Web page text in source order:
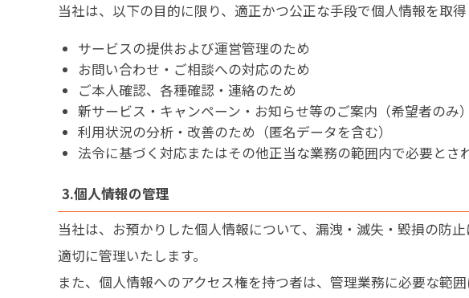
当社は、以下の目的に限り、適正かつ公正な手段で個人情報を取得
サービスの提供および運営管理のため
お問い合わせ・ご相談への対応のため
ご本人確認、各種確認・連絡のため
新サービス・キャンペーン・お知らせ等のご案内（希望者のみ）
利用状況の分析・改善のため（匿名データを含む）
法令に基づく対応またはその他正当な業務の範囲内で必要とさ
3.個人情報の管理
当社は、お預かりした個人情報について、漏洩・滅失・毀損の防
適切に管理いたします。
また、個人情報へのアクセス権を持つ者は、管理業務に必要な範